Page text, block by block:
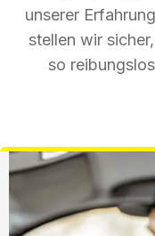
unserer
stellen wir
so